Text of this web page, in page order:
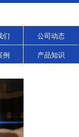
们 公司动态
例 产品知识